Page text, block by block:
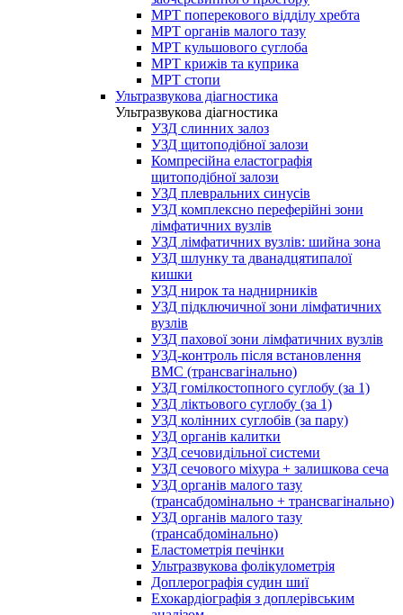
МРТ поперекового відділу хребта
МРТ органів малого тазу
МРТ кульшового суглоба
МРТ крижів та куприка
МРТ стопи
Ультразвукова діагностика
Ультразвукова діагностика
УЗД слинних залоз
УЗД щитоподібної залози
Компресійна еластографія
щитоподібної залози
УЗД плевральних синусів
УЗД комплексно переферійні зони
лімфатичних вузлів
УЗД лімфатичних вузлів: шийна зона
УЗД шлунку та дванадцятипалої
кишки
УЗД нирок та наднирників
УЗД підключичної зони лімфатичних
вузлів
УЗД пахової зони лімфатичних вузлів
УЗД-контроль після встановлення
ВМС (трансвагінально)
УЗД гомілкостопного суглобу (за 1)
УЗД ліктьового суглобу (за 1)
УЗД колінних суглобів (за пару)
УЗД органів калитки
УЗД сечовидільної системи
УЗД сечового міхура + залишкова сеча
УЗД органів малого тазу
(трансабдомінально + трансвагінально)
УЗД органів малого тазу
(трансабдомінально)
Еластометрія печінки
Ультразвукова фолікулометрія
Доплерографія судин шиї
Ехокардіографія з доплерівським